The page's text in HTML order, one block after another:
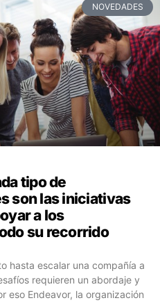
NOVEDADES
tipo de
son las iniciativas
a los
su recorrido
hasta escalar una compañía a
requieren un abordaje y
eso Endeavor, la organización